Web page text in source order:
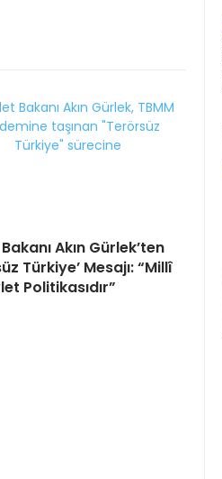
Akın Gürlek’ten
Türkiye’ Mesajı: “Millî
Politikasıdır”